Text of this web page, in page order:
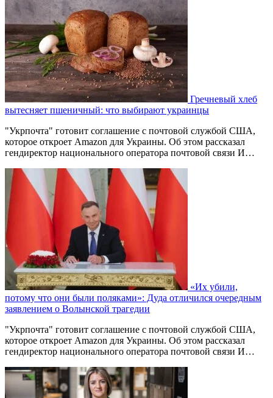
Гречневый хлеб
вытесняет пшеничный: что выбирают украинцы
"Укрпочта" готовит соглашение с почтовой службой США,
которое откроет Amazon для Украины. Об этом рассказал
гендиректор национального оператора почтовой связи И…
«Их убили,
потому что они были поляками»: Дуда отличился очередным
заявлением о Волынской трагедии
"Укрпочта" готовит соглашение с почтовой службой США,
которое откроет Amazon для Украины. Об этом рассказал
гендиректор национального оператора почтовой связи И…